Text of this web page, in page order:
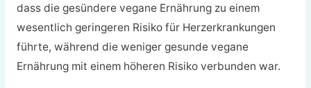
dass die gesündere vegane Ernährung zu einem
wesentlich geringeren Risiko für Herzerkrankungen
führte, während die weniger gesunde vegane
Ernährung mit einem höheren Risiko verbunden war.